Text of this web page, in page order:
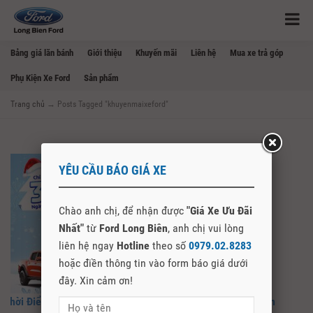
Bảng giá lăn bánh Giới thiệu Khuyến mãi Liên hệ Mua xe trả góp
Phụ Kiện Xe Ford Sản phẩm
Trang chủ → Posts Tagged "khuyenmaixeford"
Thời Điểm Vàng Mua Xe Trong Tháng 12 Tại Ford Long Biên
YÊU CẦU BÁO GIÁ XE
Chào anh chị, để nhận được "Giá Xe Ưu Đãi
Nhất" từ Ford Long Biên, anh chị vui lòng
liên hệ ngay Hotline theo số 0979.02.8283
hoặc điền thông tin vào form báo giá dưới
đây. Xin cảm ơn!